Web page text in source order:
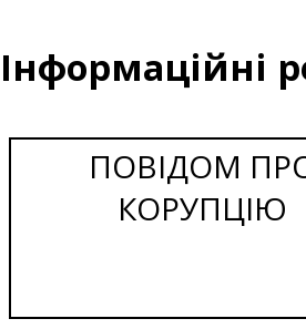
Інформаційні
ПОВІДОМ
КОРУПЦІЮ